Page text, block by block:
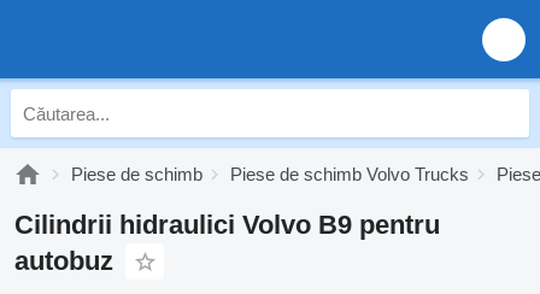
Piese de schimb Piese de schimb Volvo Trucks
Cilindrii hidraulici Volvo B9 pentru
autobuz